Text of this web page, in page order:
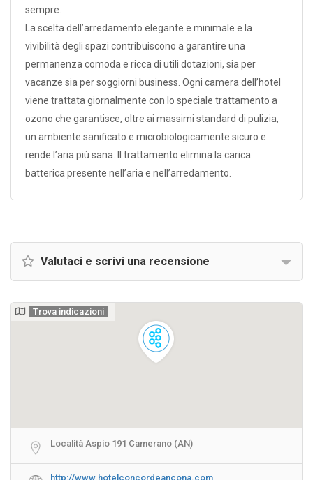
sempre.
La scelta dell’arredamento elegante e minimale e la
vivibilità degli spazi contribuiscono a garantire una
permanenza comoda e ricca di utili dotazioni, sia per
vacanze sia per soggiorni business. Ogni camera dell’hotel
viene trattata giornalmente con lo speciale trattamento a
ozono che garantisce, oltre ai massimi standard di pulizia,
un ambiente sanificato e microbiologicamente sicuro e
rende l’aria più sana. Il trattamento elimina la carica
batterica presente nell’aria e nell’arredamento.
Valutaci e scrivi una recensione
Trova indicazioni
Località Aspio 191 Camerano (AN)
http://www.hotelconcordeancona.com